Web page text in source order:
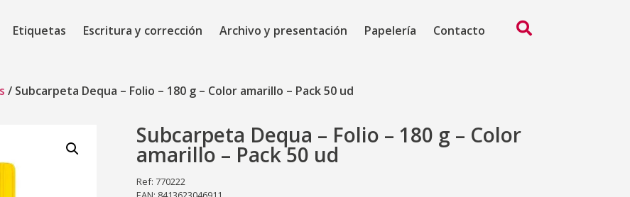
Etiquetas Escritura y corrección Archivo y presentación Papelería Contacto
/ Subcarpeta Dequa – Folio – 180 g – Color amarillo – Pack 50 ud
Subcarpeta Dequa – Folio – 180 g – Color
amarillo – Pack 50 ud
Ref: 770222